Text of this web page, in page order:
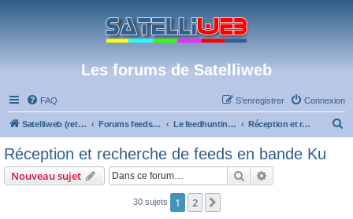
Les forums de Satelliweb
FAQ Connexion
S’enregistrer
Satelliweb (retour vers le site) Forums feeds et réception TV numérique Le feedhunting - La chasse aux feeds Réception et recherche de feeds en bande Ku
Réception et recherche de feeds en bande Ku
Nouveau sujet Rechercher
30 sujets 1 2